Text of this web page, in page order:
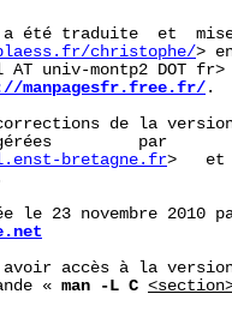
été traduite  et
christophe/>
AT univ-montp2 DOT
manpagesfr.free.fr/ .
de la
par
bretagne.fr>   et
le 23 novembre 2010
accès à la
«
man -L C